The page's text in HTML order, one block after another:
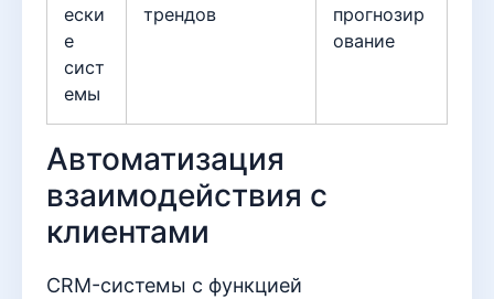
ески
е
сист
емы
трендов
прогнозир
ование
Автоматизация
взаимодействия с
клиентами
CRM-системы с функцией